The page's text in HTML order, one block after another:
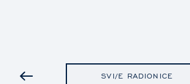
PRETHODNO
SVI/E RADIONICE